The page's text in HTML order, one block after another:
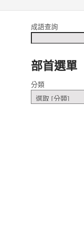
成語查詢
部首選單
分類